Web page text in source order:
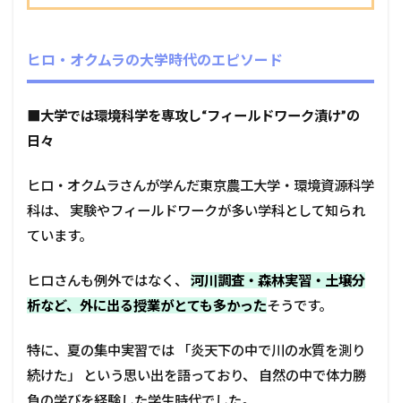
ヒロ・オクムラの大学時代のエピソード
■大学では環境科学を専攻し“フィールドワーク漬け”の
日々
ヒロ・オクムラさんが学んだ東京農工大学・環境資源科学
科は、 実験やフィールドワークが多い学科として知られ
ています。
ヒロさんも例外ではなく、 河川調査・森林実習・土壌分
析など、外に出る授業がとても多かったそうです。
特に、夏の集中実習では 「炎天下の中で川の水質を測り
続けた」 という思い出を語っており、 自然の中で体力勝